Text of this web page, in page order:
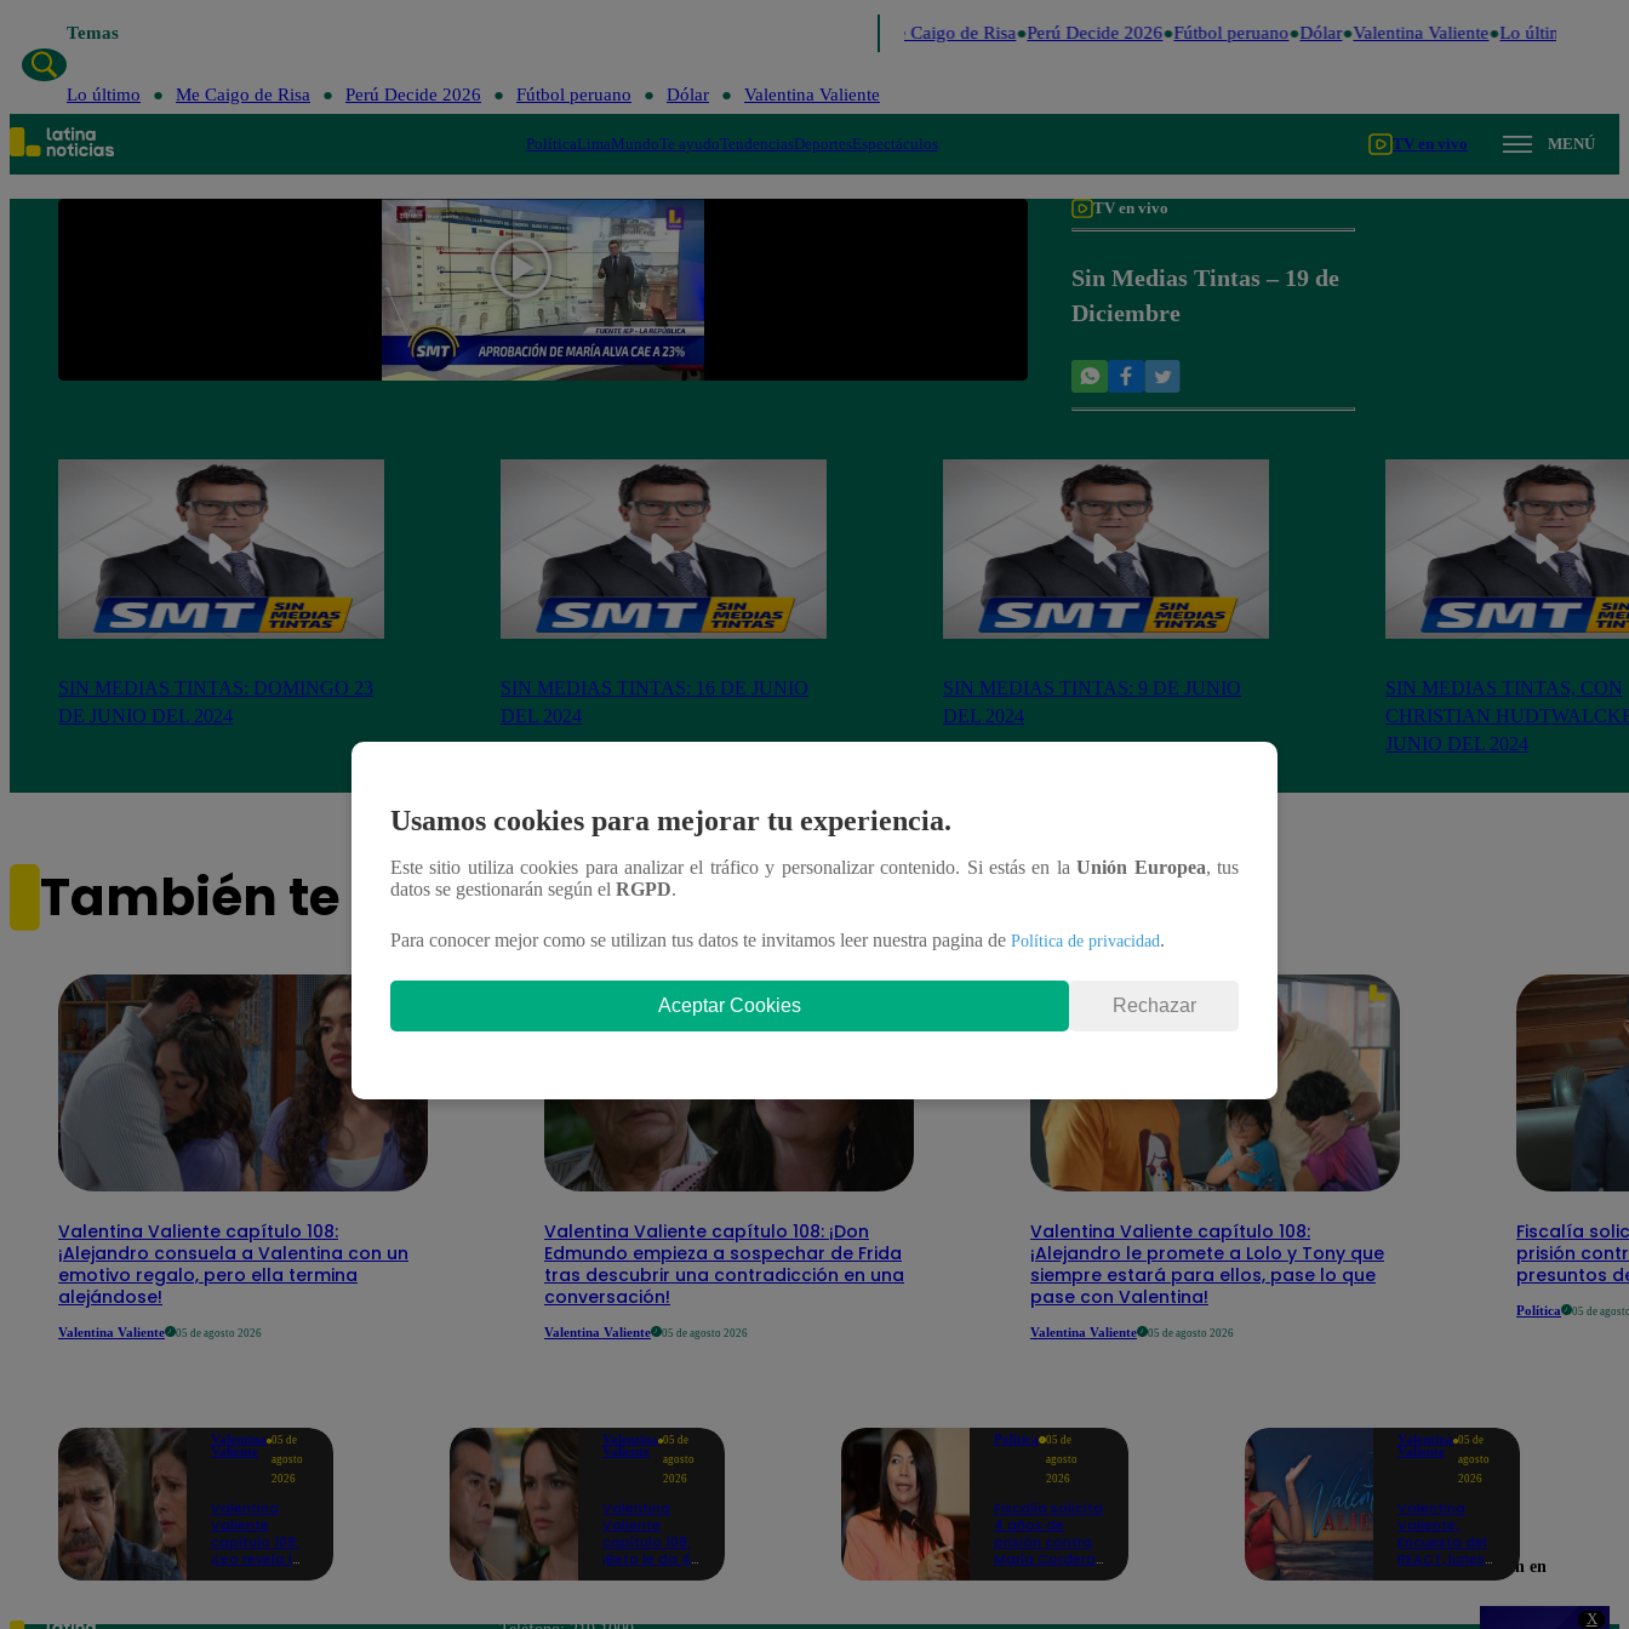
X
Temas Me Caigo de Risa Perú Decide 2026 Fútbol peruano Dólar Valentina Valiente Lo último
Lo último Me Caigo de Risa Perú Decide 2026 Fútbol peruano Dólar Valentina Valiente
PolíticaLimaMundoTe ayudoTendenciasDeportesEspectáculos TV en vivo MENÚ
TV en vivo
Sin Medias Tintas – 19 de
Diciembre
SIN MEDIAS TINTAS: DOMINGO 23
DE JUNIO DEL 2024
SIN MEDIAS TINTAS: 16 DE JUNIO
DEL 2024
SIN MEDIAS TINTAS: 9 DE JUNIO
DEL 2024
SIN MEDIAS TINTAS, CON
CHRISTIAN
JUNIO DEL 2024
También te puede interesar
Valentina Valiente capítulo 108:
¡Alejandro consuela a Valentina con un
emotivo regalo, pero ella termina
alejándose!
Valentina Valiente 05 de agosto 2026
Valentina Valiente capítulo 108: ¡Don
Edmundo empieza a sospechar de Frida
tras descubrir una contradicción en una
conversación!
Valentina Valiente 05 de agosto 2026
Valentina Valiente capítulo 108:
¡Alejandro le promete a Lolo y Tony que
siempre estará para ellos, pase lo que
pase con Valentina!
Valentina Valiente 05 de agosto 2026
Fiscalía
prisión
presuntos
Política 05 de
Valentina
Valiente
05 de
agosto
2026
Valentina
Valiente
capítulo 108:
¡Leo revela la
Valentina
Valiente
05 de
agosto
2026
Valentina
Valiente
capítulo 108:
¡Beto le da 48
Política
05 de
agosto
2026
Fiscalía solicita
4 años de
prisión contra
María Cordero
Valentina
Valiente
05 de
agosto
2026
Valentina
Valiente:
Encuesta del
REACT, lunes
Usamos cookies para mejorar tu experiencia.
Este sitio utiliza cookies para analizar el tráfico y personalizar contenido. Si estás en laUnión Europea, tus
datos se gestionarán según el RGPD.
Para conocer mejor como se utilizan tus datos te invitamos leer nuestra pagina de Política de privacidad.
Aceptar Cookies Rechazar
Encuéntranos también en